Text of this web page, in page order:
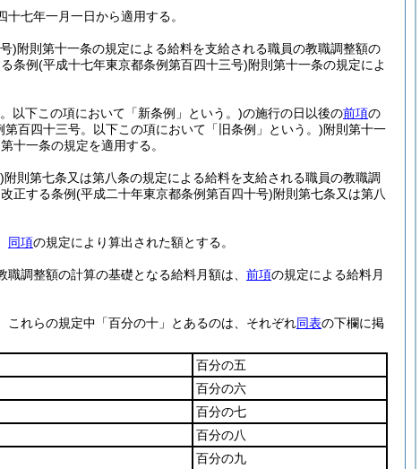
十七年一月一日から適用する。
)附則第十一条の規定による給料を支給される職員の教職調整額の
条例(平成十七年東京都条例第百四十三号)附則第十一条の規定によ
以下この項において「新条例」という。)の施行の日以後の前項の
百四十三号。以下この項において「旧条例」という。)附則第十一
十一条の規定を適用する。
附則第七条又は第八条の規定による給料を支給される職員の教職調
正する条例(平成二十年東京都条例第百四十号)附則第七条又は第八
同項の規定により算出された額とする。
調整額の計算の基礎となる給料月額は、 前項の規定による給料月
これらの規定中「百分の十」とあるのは、それぞれ同表の下欄に掲
百分の五
百分の六
百分の七
百分の八
百分の九